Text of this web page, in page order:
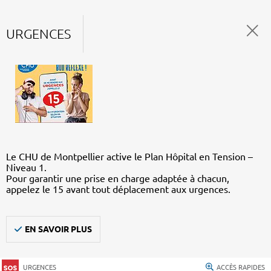
URGENCES
Le CHU de Montpellier active le Plan Hôpital en Tension –
Niveau 1.
Pour garantir une prise en charge adaptée à chacun,
appelez le 15 avant tout déplacement aux urgences.
EN SAVOIR PLUS
URGENCES ACCÈS RAPIDES